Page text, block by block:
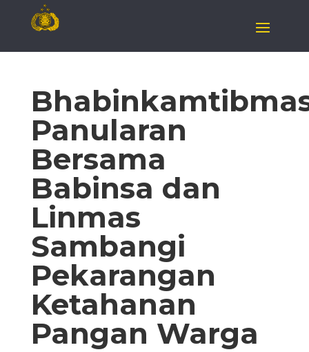
Panularan
Bersama
Babinsa dan
Linmas
Sambangi
Pekarangan
Ketahanan
Pangan Warga